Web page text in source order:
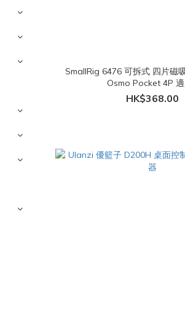
SmallRig 6476 可拆式 四片磁
Osmo Pocket 4P
HK$368.00